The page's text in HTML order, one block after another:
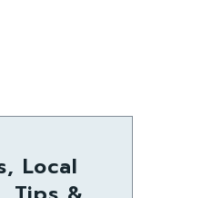
Local